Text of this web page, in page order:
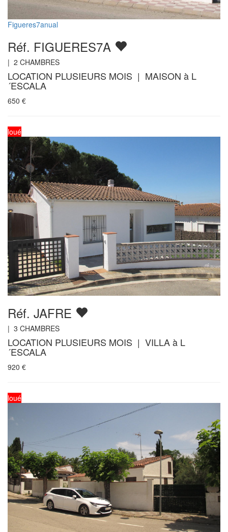
Figueres7anual
Réf. FIGUERES7A
| 2 CHAMBRES
LOCATION PLUSIEURS MOIS | MAISON à L
´ESCALA
650 €
loué
Réf. JAFRE
| 3 CHAMBRES
LOCATION PLUSIEURS MOIS | VILLA à L
´ESCALA
920 €
loué